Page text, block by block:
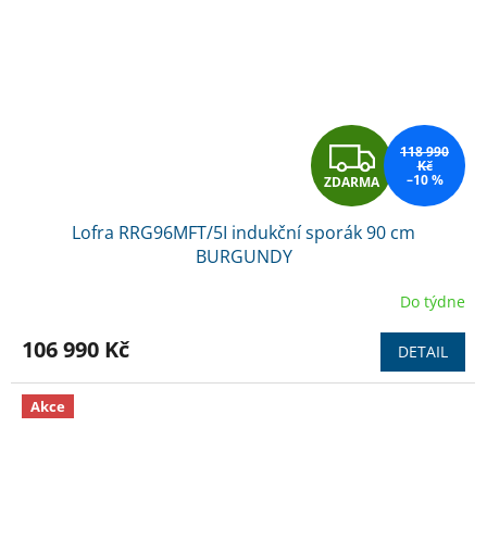
Z
D
A
R
M
A
ZDARMA
118 990
Kč
–10 %
Lofra RRG96MFT/5I indukční sporák 90 cm
BURGUNDY
Do týdne
106 990 Kč DETAIL
Akce